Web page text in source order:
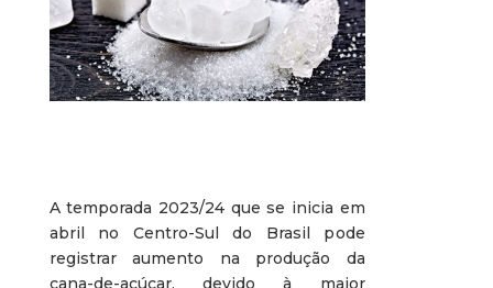
A temporada 2023/24 que se inicia em
abril no Centro-Sul do Brasil pode
registrar aumento na produção da
cana-de-açúcar, devido à maior